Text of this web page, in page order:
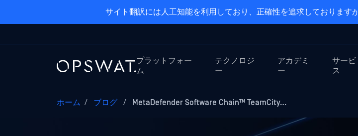
サイト翻訳には人工知能を利用しており、正確性を追求しております
プラットフォー
ム
テクノロジ
ー
アカデミ
ー
サービ
ス
ホーム / ブログ / MetaDefender Software Chain™ TeamCity…